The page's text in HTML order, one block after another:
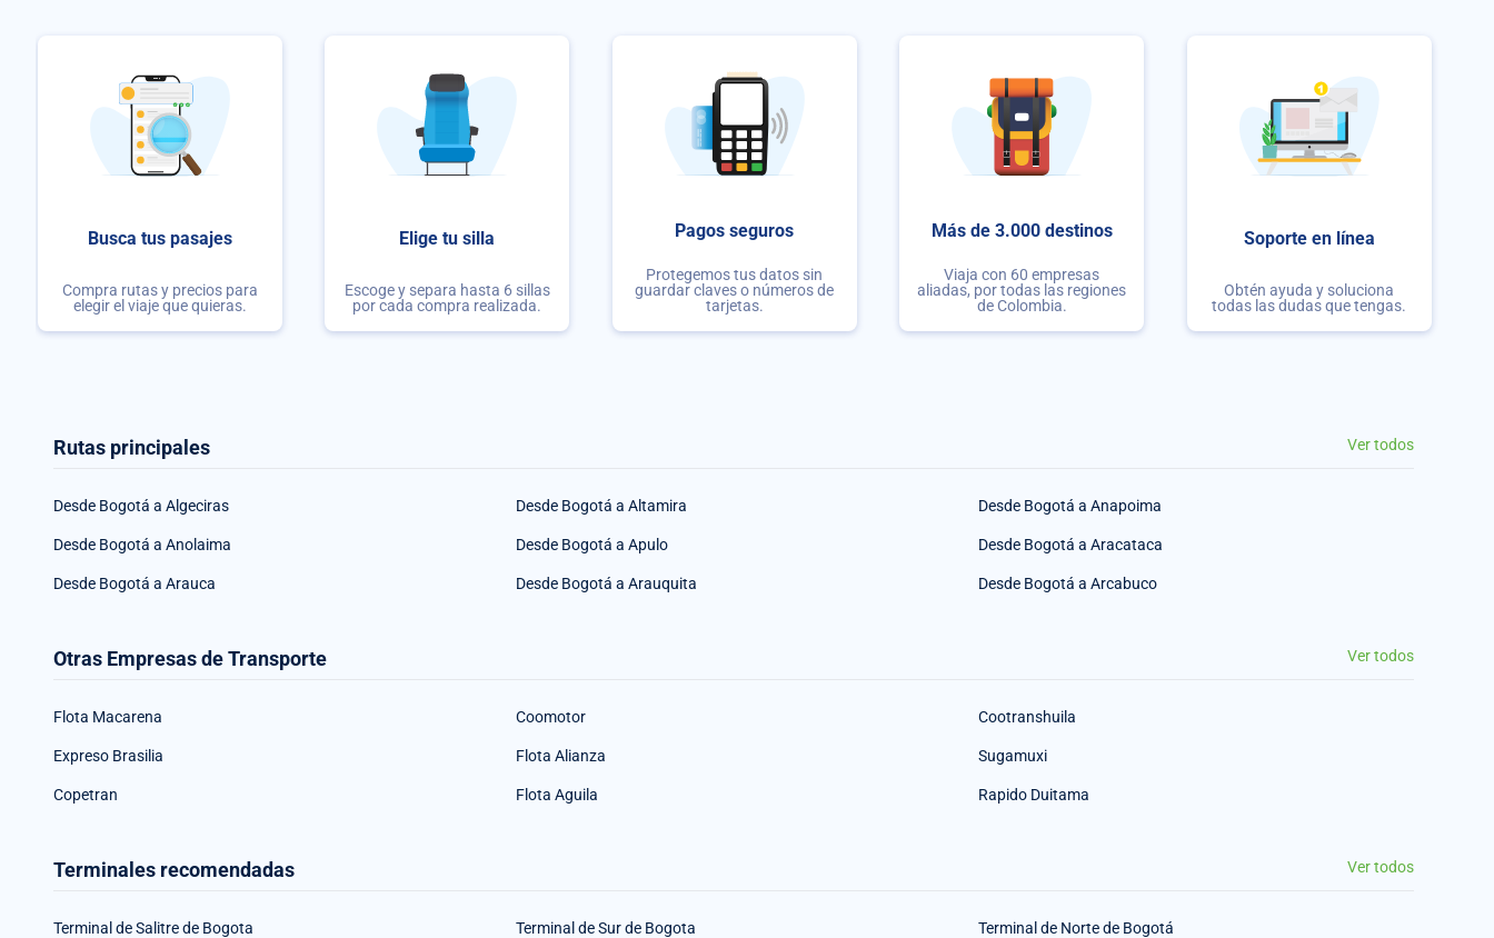
Busca tus pasajes
Compra rutas y precios para
elegir el viaje que quieras.
Elige tu silla
Escoge y separa hasta 6 sillas
por cada compra realizada.
Pagos seguros
Protegemos tus datos sin
guardar claves o números de
tarjetas.
Más de 3.000 destinos
Viaja con 60 empresas
aliadas, por todas las regiones
de Colombia.
Soporte en línea
Obtén ayuda y soluciona
todas las dudas que tengas.
Rutas principales Ver todos
Desde Bogotá a Algeciras Desde Bogotá a Altamira Desde Bogotá a Anapoima
Desde Bogotá a Anolaima Desde Bogotá a Apulo Desde Bogotá a Aracataca
Desde Bogotá a Arauca Desde Bogotá a Arauquita Desde Bogotá a Arcabuco
Otras Empresas de Transporte Ver todos
Flota Macarena Coomotor Cootranshuila
Expreso Brasilia Flota Alianza Sugamuxi
Copetran Flota Aguila Rapido Duitama
Terminales recomendadas Ver todos
Terminal de Salitre de Bogota Terminal de Sur de Bogota Terminal de Norte de Bogotá